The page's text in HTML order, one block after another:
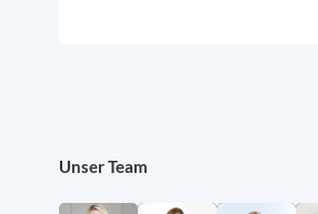
Unser Team